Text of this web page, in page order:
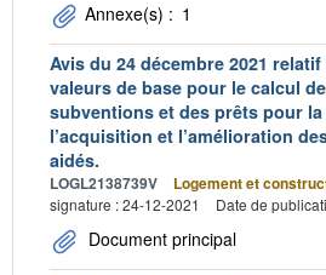
Annexe(s) : 1
Avis du 24 décembre 2021
valeurs de base pour le calcul
subventions et des prêts pour
l’acquisition et l’amélioration
aidés.
LOGL2138739V Logement et
signature : 24-12-2021
Date de
Document principal